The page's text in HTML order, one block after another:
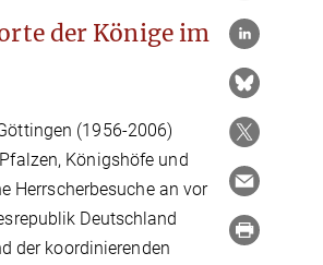
der Könige im
(1956-2006)
Königshöfe und
Herrscherbesuche an vor
Deutschland
der koordinierenden